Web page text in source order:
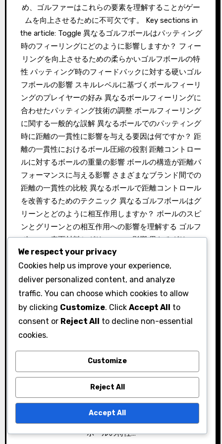
め、ゴルファーはこれらの要素を理解することがゲー
ムを向上させるために不可欠です。 Key sections in
the article: Toggle 異なるゴルフボールはパッティング
時のフィーリングにどのように影響しますか？ フィー
リングを向上させるための柔らかいゴルフボールの特
性 パッティング時のフィードバックに対する硬いゴル
フボールの影響 スキルレベルに基づくボールフィーリ
ングのプレイヤーの好み 異なるボールフィーリングに
合わせたパッティング技術の調整 ボールフィーリング
に関する一般的な誤解 異なるボールでのパッティング
時に距離の一貫性に影響を与える要因は何ですか？ 距
離の一貫性におけるボール圧縮の役割 距離コントロー
ルに対するボールの重量の影響 ボールの構造が距離パ
フォーマンスに与える影響 さまざまなブランド間での
距離の一貫性の比較 異なるボールで距離コントロール
を改善するためのテクニック 異なるゴルフボールはグ
リーンとどのように相互作用しますか？ ボールのスピ
ンとグリーンとの相互作用への影響を理解する ゴルフ
ボールの表面材料とグリーンへの影響 異なるグリーン
条件におけるボールタイプの比較分析 グリーンとの相
互作用に基づいたパッティング戦略の調整 速いグリー
ンと遅いグリーンでのボール相互作用に関する一般的
な問題 パッティングパフォーマンスを向上させるため
に最適なゴルフボールはどれですか？ フィーリングと
コントロールに優れたゴルフボール 異なるゴルフボー
ルはパッティング時のフィーリングにどのように影響
フィーリングに大きな影響を与え、距離のコントロー
ルやグリーンとの相互作用に影響を及ぼします。柔ら
かいボールはクッション性のあるフィーリングを提供
し、プレイヤーが技術を調整する方法に影響を与えま
す。 フィーリングを向上させるための柔らかいゴルフ
ボールの特性…
We respect your privacy
Cookies help us improve your experience,
deliver personalized content, and analyze
traffic. You can choose which cookies to allow
by clicking Customize. Click Accept All to
consent or Reject All to decline non-essential
cookies.
Customize
Reject All
Accept All